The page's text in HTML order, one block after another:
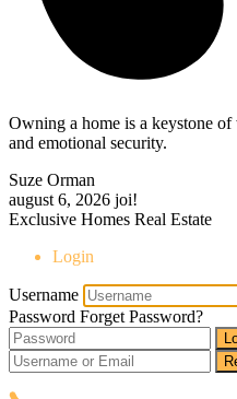
Owning a home is a keystone
and emotional security.
Suze Orman
august 6, 2026 joi!
Exclusive Homes Real Estate
Login
Username
Password Forget Password?